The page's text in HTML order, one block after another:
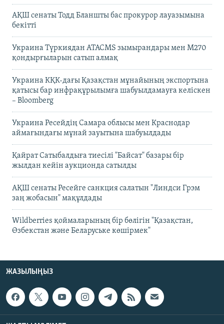
АҚШ сенаты Тодд Бланшты бас прокурор лауазымына
бекітті
Украина Түркиядан ATACMS зымырандары мен M270
қондырғыларын сатып алмақ
Украина КҚК-дағы Қазақстан мұнайының экспортына
қатысы бар инфрақұрылымға шабуылдамауға келіскен
– Bloomberg
Украина Ресейдің Самара облысы мен Краснодар
аймағындағы мұнай зауытына шабуылдады
Қайрат Сатыбалдыға тиесілі "Байсат" базары бір
жылдан кейін аукционда сатылды
АҚШ сенаты Ресейге санкция салатын "Линдси Грэм
заң жобасын" мақұлдады
Wildberries қоймаларының бір бөлігін "Қазақстан,
Өзбекстан және Беларуське көшірмек"
ЖАЗЫЛЫҢЫЗ